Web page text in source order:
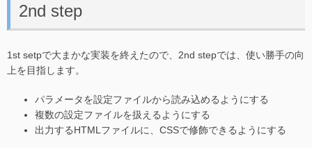
2nd step
1st setpで大まかな実装を終えたので、2nd stepでは、使い勝手の向
上を目指します。
パラメータを設定ファイルから読み込めるようにする
複数の設定ファイルを扱えるようにする
出力するHTMLファイルに、CSSで修飾できるようにする